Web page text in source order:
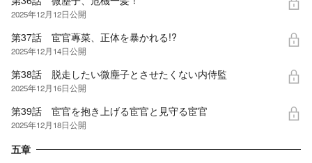
2025年12月12日公開
第37話 宦官蓴菜、正体を暴かれる!?
2025年12月14日公開
第38話 脱走したい微塵子とさせたくない内侍監
2025年12月16日公開
第39話 宦官を抱き上げる宦官と見守る宦官
2025年12月18日公開
五章